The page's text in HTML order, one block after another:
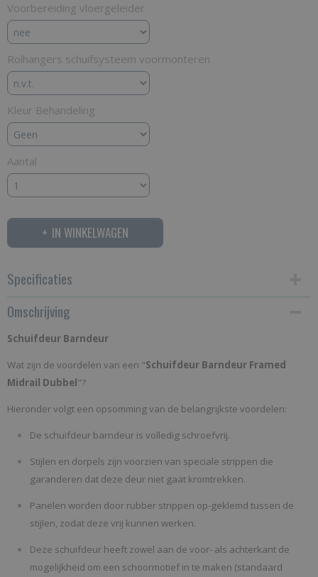
Voorbereiding vloergeleider
Rolhangers schuifsysteem voormonteren
Kleur Behandeling
Aantal
IN WINKELWAGEN
Specificaties
Productcode
20,00 Kg
Omschrijving
Schuifdeur Barndeur
Wat zijn de voordelen van een "Schuifdeur Barndeur Framed
Midrail Dubbel"?
Hieronder volgt een opsomming van de belangrijkste voordelen:
De schuifdeur barndeur is volledig schroefvrij.
Stijlen en dorpels zijn voorzien van speciale strippen die
garanderen dat deze deur niet gaat kromtrekken.
Panelen worden door rubber strippen op-geklemd tussen de
stijlen, zodat deze vrij kunnen werken.
Deze schuifdeur heeft zowel aan de voor- als achterkant de
mogelijkheid om een schoormotief in te maken (standaard